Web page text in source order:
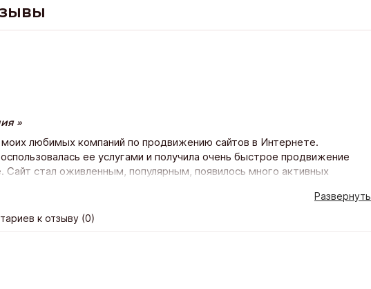
моих любимых компаний по продвижению сайтов в Интернете.
ее услугами и получила очень быстрое продвижение
Сайт стал оживленным, популярным, появилось много активных
Развернуть
к отзыву (0)